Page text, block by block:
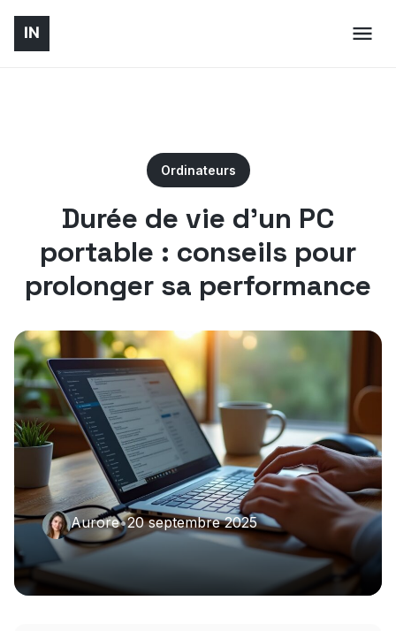
Ordinateurs
Durée de vie d’un PC
portable : conseils pour
prolonger sa performance
Aurore•20 septembre 2025